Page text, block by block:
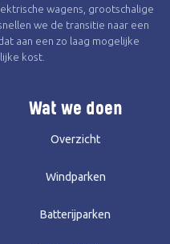
wagens, grootschalige
we de transitie naar een
aan een zo laag mogelijke
kost.
Wat we doen
Overzicht
Windparken
Batterijparken